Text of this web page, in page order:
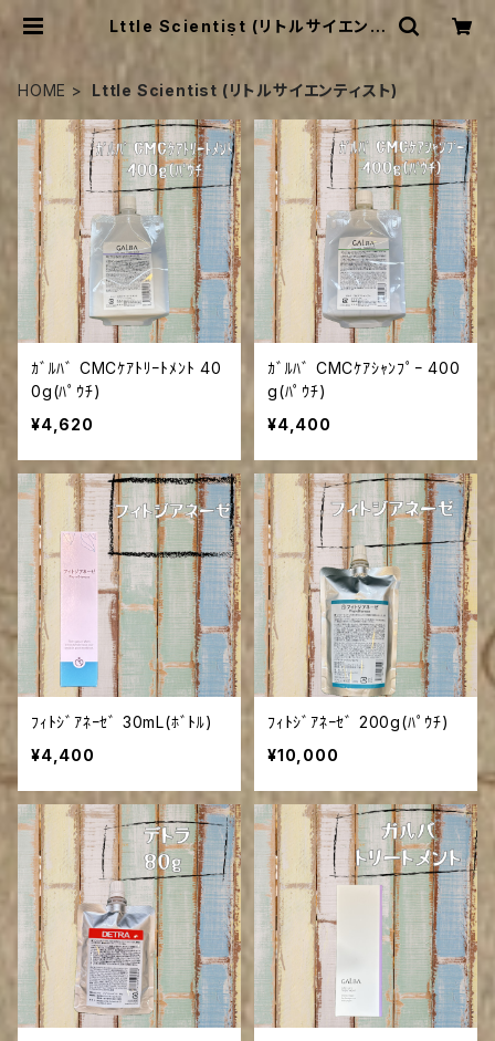
Lttle Scientist (リトルサイエンテ
HOME Lttle Scientist (リトルサイエンティスト)
ｶﾞﾙﾊﾞ CMCｹｱﾄﾘｰﾄﾒﾝﾄ 40
0g(ﾊﾟｳﾁ)
¥4,620
ｶﾞﾙﾊﾞ CMCｹｱｼｬﾝﾌﾟｰ 400
g(ﾊﾟｳﾁ)
¥4,400
ﾌｨﾄｼﾞｱﾈｰｾﾞ 30mL(ﾎﾞﾄﾙ)
¥4,400
ﾌｨﾄｼﾞｱﾈｰｾﾞ 200g(ﾊﾟｳﾁ)
¥10,000